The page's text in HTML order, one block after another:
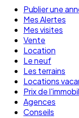
Publier une
Mes Alertes
Mes visites
Vente
Location
Le neuf
Les terrains
Locations
Prix de
Agences
Conseils